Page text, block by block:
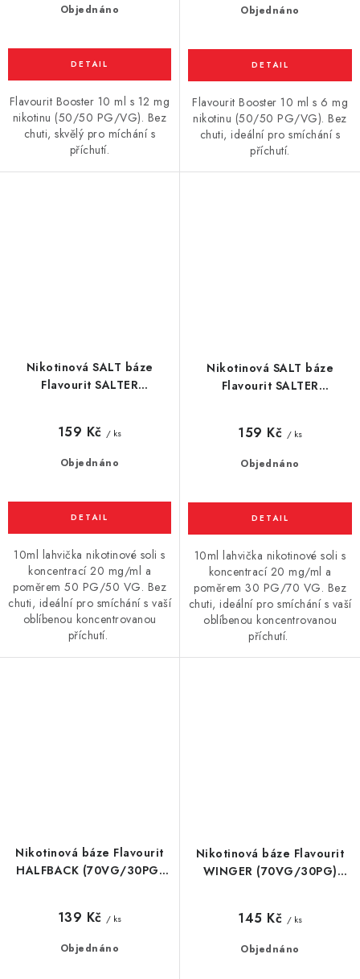
Objednáno
Flavourit Booster 10 ml s 12 mg
nikotinu (50/50 PG/VG). Bez
chuti, skvělý pro míchání s
příchutí.
Objednáno
Flavourit Booster 10 ml s 6 mg
nikotinu (50/50 PG/VG). Bez
chuti, ideální pro smíchání s
příchutí.
Nikotinová SALT báze
Flavourit SALTER
Objednáno
159 Kč / ks
10ml lahvička nikotinové soli s
koncentrací 20 mg/ml a
poměrem 50 PG/50 VG. Bez
chuti, ideální pro smíchání s vaší
oblíbenou koncentrovanou
příchutí.
Nikotinová SALT báze
Flavourit SALTER
Objednáno
159 Kč / ks
10ml lahvička nikotinové soli s
koncentrací 20 mg/ml a
poměrem 30 PG/70 VG. Bez
chuti, ideální pro smíchání s vaší
oblíbenou koncentrovanou
příchutí.
Nikotinová báze Flavourit
HALFBACK (70VG/30PG)
Objednáno
139 Kč / ks
Nikotinová báze Flavourit
WINGER (70VG/30PG)
Objednáno
145 Kč / ks